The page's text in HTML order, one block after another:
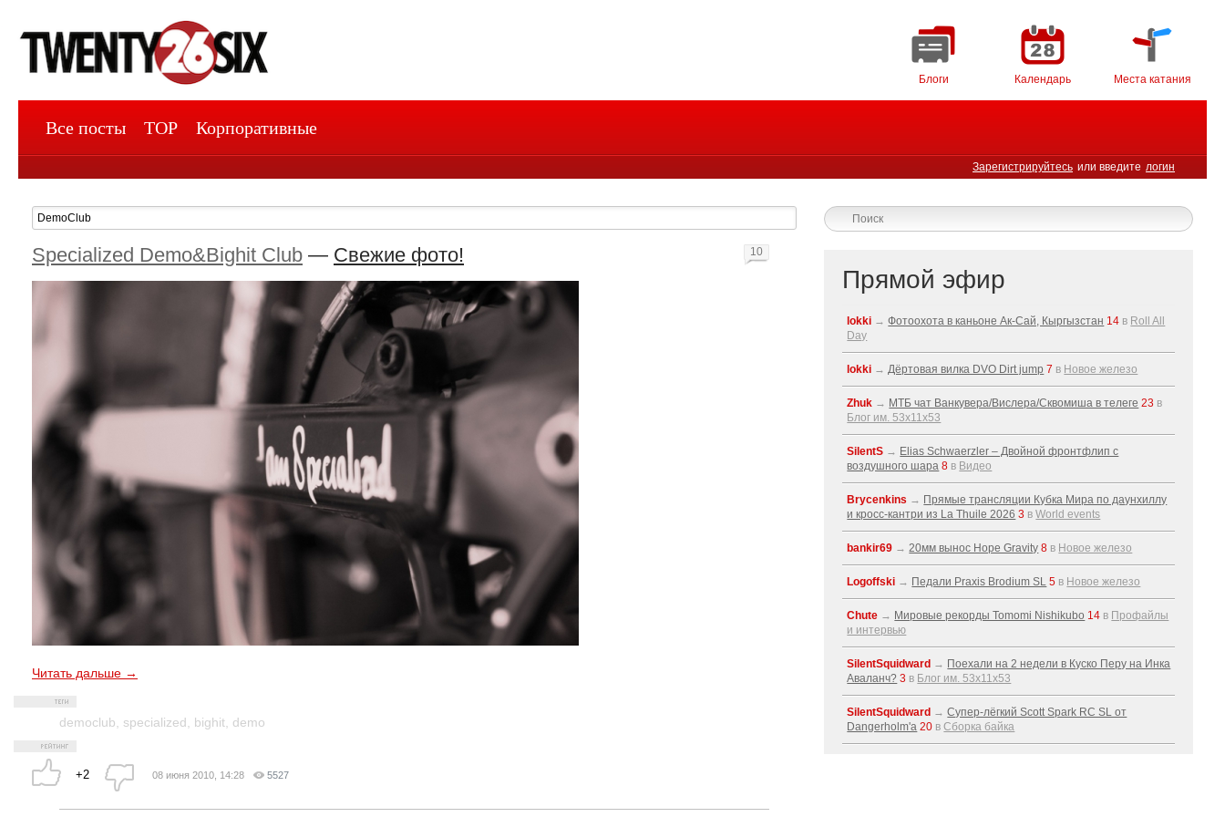
Блоги Календарь Места катания
Зарегистрируйтесь или введите логин
Все посты TOP Корпоративные
Specialized Demo&Bighit Club — Свежие фото!
Читать дальше →
democlub specialized bighit demo
+2
10
08 июня 2010, 14:28 5527
Прямой эфир
lokki →Фотоохота в каньоне Ак-Cай, Кыргызстан 14 в Roll All
Day
lokki →Дёртовая вилка DVO Dirt jump 7 в Новое железо
Zhuk → МТБ чат Ванкувера/Вислера/Сквомиша в телеге 23 в
Блог им. 53x11x53
SilentS → Elias Schwaerzler – Двойной фронтфлип с
воздушного шара 8 в Видео
Brycenkins → Прямые трансляции Кубка Мира по даунхиллу
и кросс-кантри из La Thuile 2026 3 вWorld events
bankir69 →20мм вынос Hope Gravity 8 в Новое железо
Logoffski → Педали Praxis Brodium SL 5 в Новое железо
Chute → Мировые рекорды Tomomi Nishikubo 14 в Профайлы
и интервью
SilentSquidward → Поехали на 2 недели в Куско Перу на Инка
Аваланч? 3 в Блог им. 53x11x53
SilentSquidward →Супер-лёгкий Scott Spark RC SL от
Dangerholm'a 20 вСборка байка